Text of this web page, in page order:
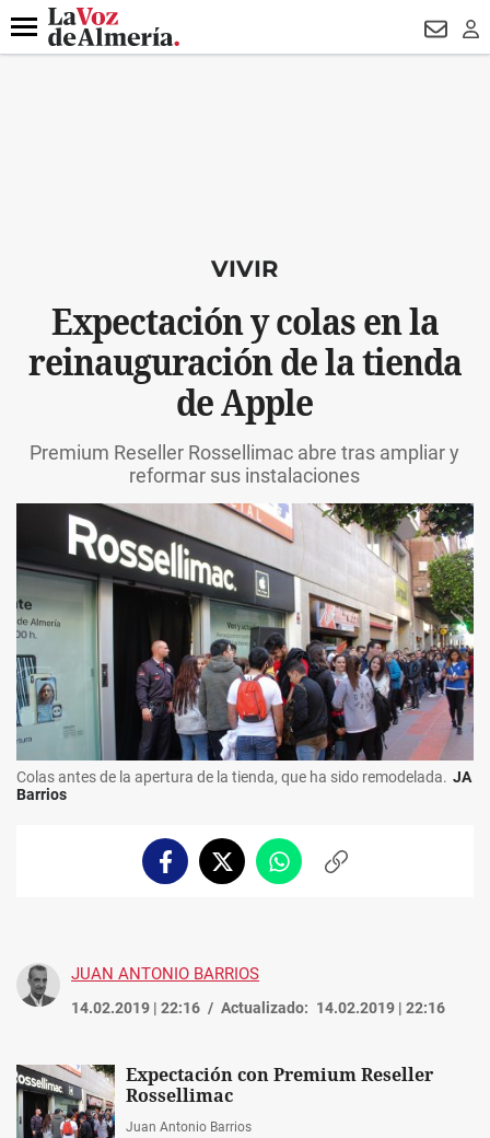
DESTACADO
Menú
VIVIR
Expectación y colas en la
reinauguración de la tienda
de Apple
Premium Reseller Rossellimac abre tras ampliar y
reformar sus instalaciones
Colas antes de la apertura de la tienda, que ha sido remodelada. JA
Barrios
FacebookTwitterWhatsappCopiar
JUAN ANTONIO BARRIOS
14.02.2019 | 22:16 Actualizado: 14.02.2019 | 22:16
Expectación con Premium Reseller
Rossellimac
Juan Antonio Barrios